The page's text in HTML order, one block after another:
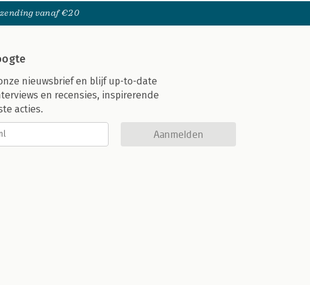
vanaf €20
nieuwsbrief en blijf up-to-date
en recensies, inspirerende
acties.
Aanmelden